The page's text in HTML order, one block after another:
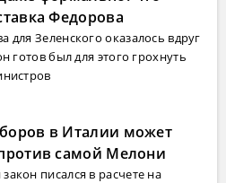
Федорова
для Зеленского оказалось вдруг
готов был для этого грохнуть
в Италии может
самой Мелони
писался в расчете на